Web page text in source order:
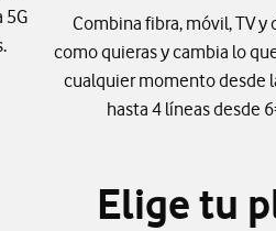
5G
Combina fibra, móvil, TV y
como quieras y cambia lo
cualquier momento desde
hasta 4 líneas desde
Elige tu